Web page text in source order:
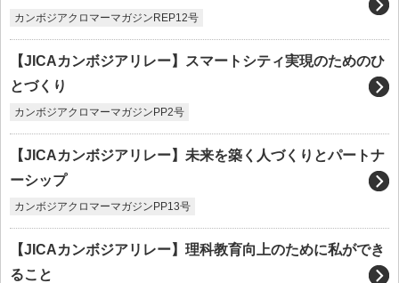
カンボジアクロマーマガジンREP12号
【JICAカンボジアリレー】スマートシティ実現のためのひ
とづくり
カンボジアクロマーマガジンPP2号
【JICAカンボジアリレー】未来を築く人づくりとパートナ
ーシップ
カンボジアクロマーマガジンPP13号
【JICAカンボジアリレー】理科教育向上のために私ができ
ること